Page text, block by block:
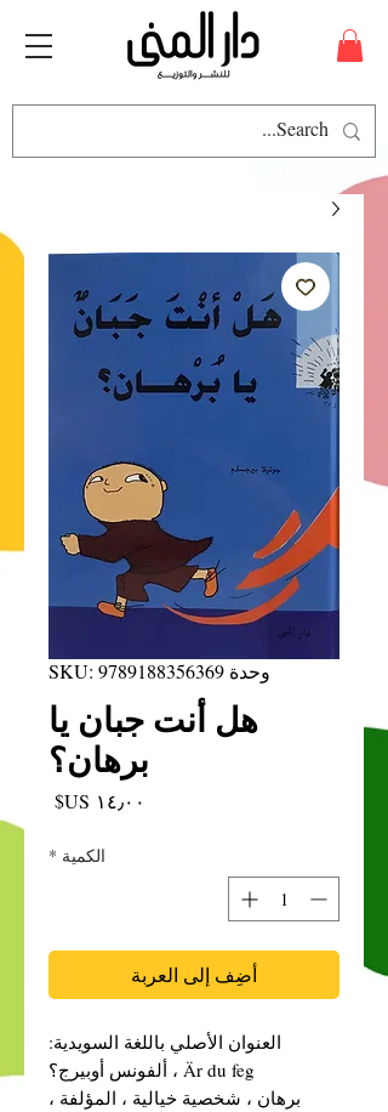
وحدة SKU: 9789188356369
هل أنت جبان يا
برهان؟
السعر
الكمية *
أضِف إلى العربة
العنوان الأصلي باللغة السويدية:
Är du feg ، ألفونس أوبيرج؟
برهان ، شخصية خيالية ، المؤلفة ،